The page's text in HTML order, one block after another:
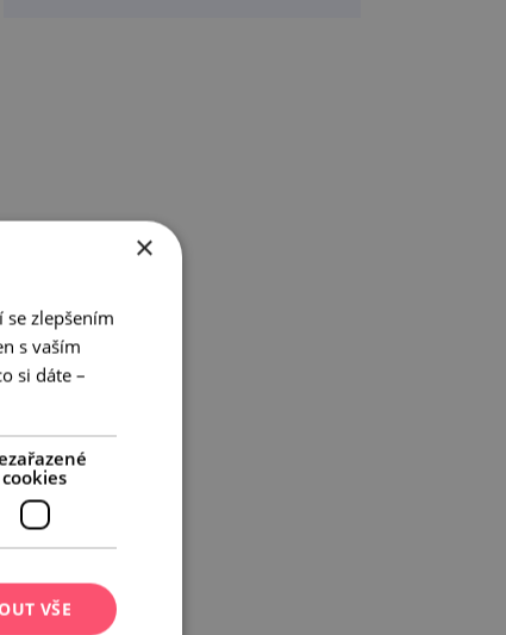
×
zlepšením
s vaším
si dáte –
cookies
VŠE